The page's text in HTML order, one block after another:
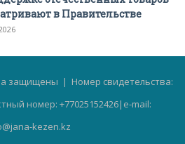
в Правительстве
защищены | Номер свидетельства:
номер: +77025152426|e-mail:
kezen.kz